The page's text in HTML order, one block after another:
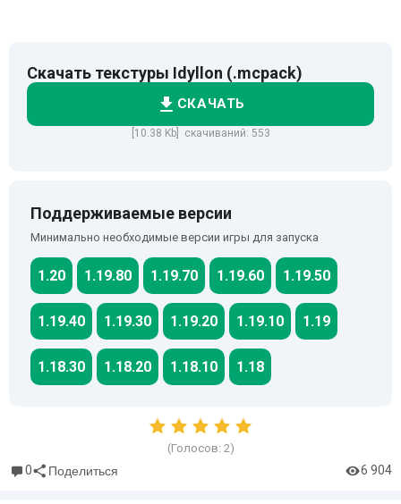
Скачать текстуры Idyllon (.mcpack)
СКАЧАТЬ
[10.38 Kb] скачиваний: 553
Поддерживаемые версии
Минимально необходимые версии игры для запуска
1.20 1.19.80 1.19.70 1.19.60 1.19.50
1.19.40 1.19.30 1.19.20 1.19.10 1.19
1.18.30 1.18.20 1.18.10 1.18
(Голосов: 2)
0 Поделиться 6 904